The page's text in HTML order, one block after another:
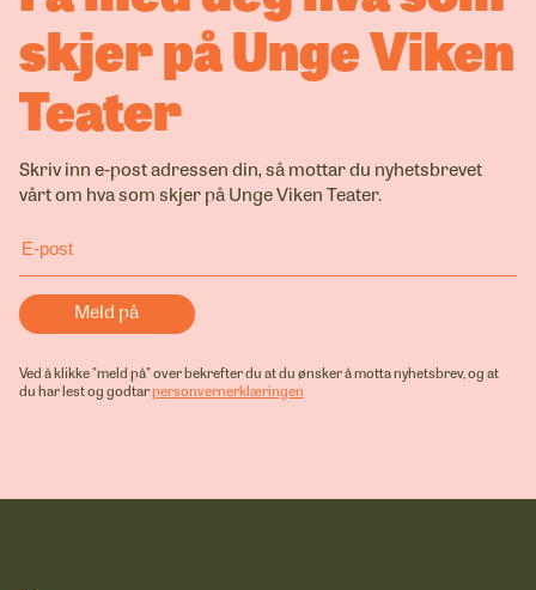
skjer på Unge Viken
Teater
Skriv inn e-post adressen din, så mottar du nyhetsbrevet
vårt om hva som skjer på Unge Viken Teater.
Ved å klikke "meld på" over bekrefter du at du ønsker å motta nyhetsbrev, og at
du har lest og godtarpersonvernerklæringen